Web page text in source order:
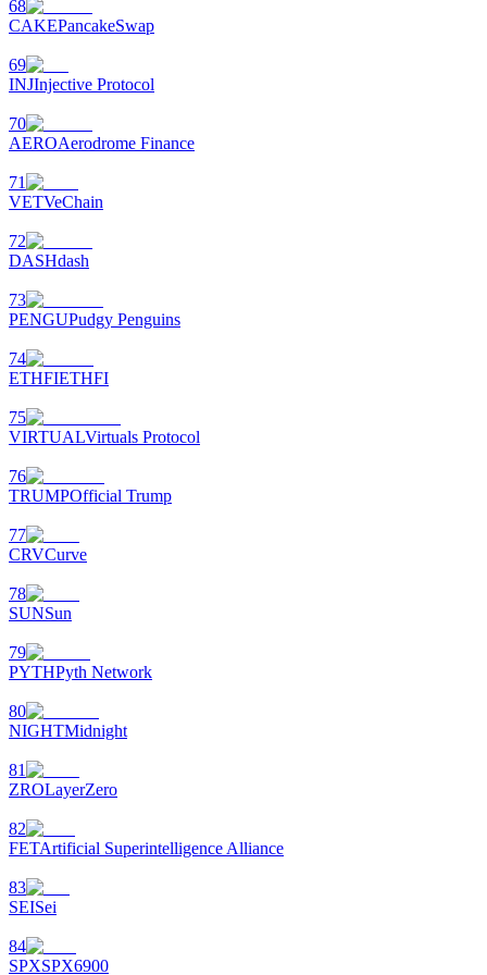
68
CAKEPancakeSwap
69
INJInjective Protocol
70
AEROAerodrome Finance
71
VETVeChain
72
DASHdash
73
PENGUPudgy Penguins
74
ETHFIETHFI
75
VIRTUALVirtuals Protocol
76
TRUMPOfficial Trump
77
CRVCurve
78
SUNSun
79
PYTHPyth Network
80
NIGHTMidnight
81
ZROLayerZero
82
FETArtificial Superintelligence Alliance
83
SEISei
84
SPXSPX6900